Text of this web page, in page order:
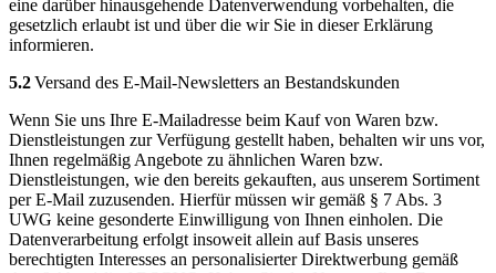
eine darüber hinausgehende Datenverwendung vorbehalten, die
gesetzlich erlaubt ist und über die wir Sie in dieser Erklärung
informieren.
5.2Versand des E-Mail-Newsletters an Bestandskunden
Wenn Sie uns Ihre E-Mailadresse beim Kauf von Waren bzw.
Dienstleistungen zur Verfügung gestellt haben, behalten wir uns vor,
Ihnen regelmäßig Angebote zu ähnlichen Waren bzw.
Dienstleistungen, wie den bereits gekauften, aus unserem Sortiment
per E-Mail zuzusenden. Hierfür müssen wir gemäß § 7 Abs. 3
UWG keine gesonderte Einwilligung von Ihnen einholen. Die
Datenverarbeitung erfolgt insoweit allein auf Basis unseres
berechtigten Interesses an personalisierter Direktwerbung gemäß